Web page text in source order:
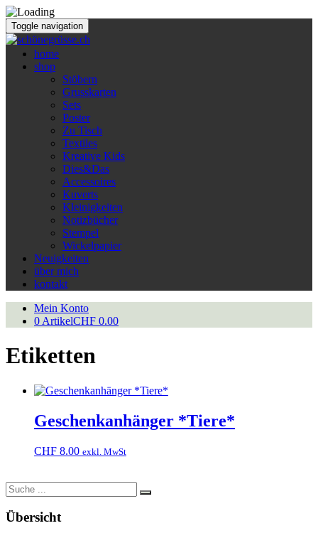
Toggle navigation
home
shop
Stöbern
Grusskarten
Sets
Poster
Zu Tisch
Textiles
Kreative Kids
Dies&Das
Accessoires
Kuverts
Kleinigkeiten
Notizbücher
Stempel
Wickelpapier
Neuigkeiten
über mich
kontakt
Mein Konto
0 ArtikelCHF 0.00
Etiketten
Geschenkanhänger *Tiere*
CHF 8.00 exkl. MwSt
Suche
nach:
Übersicht